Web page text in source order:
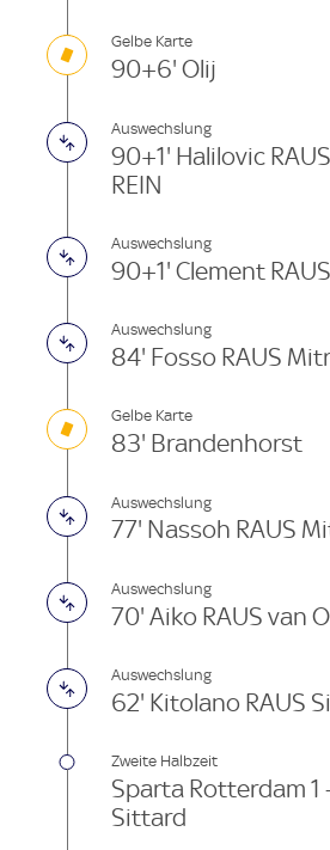
Gelbe Karte
90+6' Olij
Auswechslung
90+1' Halilovic
REIN
Auswechslung
90+1' Clement
Auswechslung
84' Fosso RAUS
Gelbe Karte
83' Brandenhorst
Auswechslung
77' Nassoh RAUS
Auswechslung
70' Aiko RAUS van
Auswechslung
62' Kitolano RAUS
Zweite Halbzeit
Sparta Rotterdam 1
Sittard